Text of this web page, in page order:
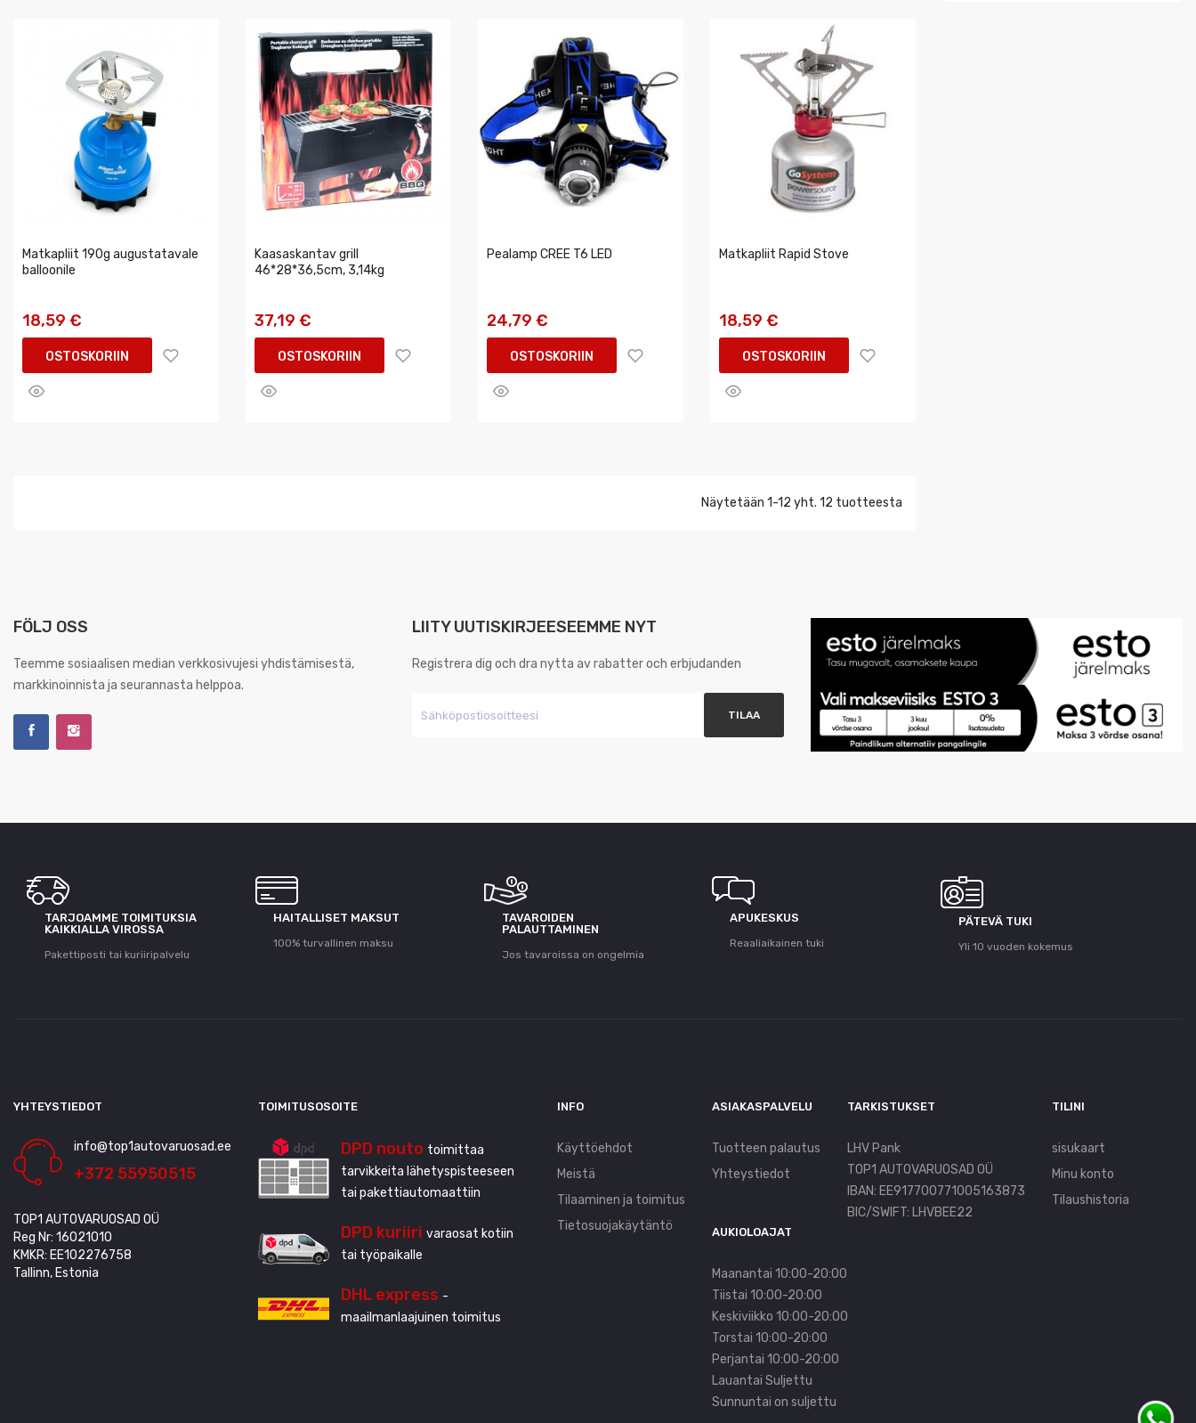
Matkapliit 190g augustatavale
balloonile
18,59 €
OSTOSKORIIN
Kaasaskantav grill
46*28*36,5cm, 3,14kg
37,19 €
OSTOSKORIIN
Pealamp CREE T6 LED
24,79 €
OSTOSKORIIN
Matkapliit Rapid Stove
18,59 €
OSTOSKORIIN
Näytetään 1-12 yht. 12 tuotteesta
FÖLJ OSS
Teemme sosiaalisen median verkkosivujesi yhdistämisestä,
markkinoinnista ja seurannasta helppoa.
LIITY UUTISKIRJEESEEMME NYT
Registrera dig och dra nytta av rabatter och erbjudanden
TARJOAMME TOIMITUKSIA
KAIKKIALLA VIROSSA
Pakettiposti tai kuriiripalvelu
HAITALLISET MAKSUT
100% turvallinen maksu
TAVAROIDEN
PALAUTTAMINEN
Jos tavaroissa on ongelmia
APUKESKUS
Reaaliaikainen tuki
PÄTEVÄ TUKI
Yli 10 vuoden kokemus
YHTEYSTIEDOT
info@top1autovaruosad.ee
+372 55950515
TOP1 AUTOVARUOSAD OÜ
Reg Nr: 16021010
KMKR: EE102276758
Tallinn, Estonia
TOIMITUSOSOITE
DPD nouto toimittaa
tarvikkeita lähetyspisteeseen
tai pakettiautomaattiin
DPD kuriiri varaosat kotiin
tai työpaikalle
DHL express -
maailmanlaajuinen toimitus
INFO
Käyttöehdot
Meistä
Tilaaminen ja toimitus
Tietosuojakäytäntö
ASIAKASPALVELU
Tuotteen palautus
Yhteystiedot
TARKISTUKSET
LHV Pank
TOP1 AUTOVARUOSAD OÜ
IBAN: EE917700771005163873
BIC/SWIFT: LHVBEE22
TILINI
sisukaart
Minu konto
Tilaushistoria
AUKIOLOAJAT
Maanantai 10:00-20:00
Tiistai 10:00-20:00
Keskiviikko 10:00-20:00
Torstai 10:00-20:00
Perjantai 10:00-20:00
Lauantai Suljettu
Sunnuntai on suljettu